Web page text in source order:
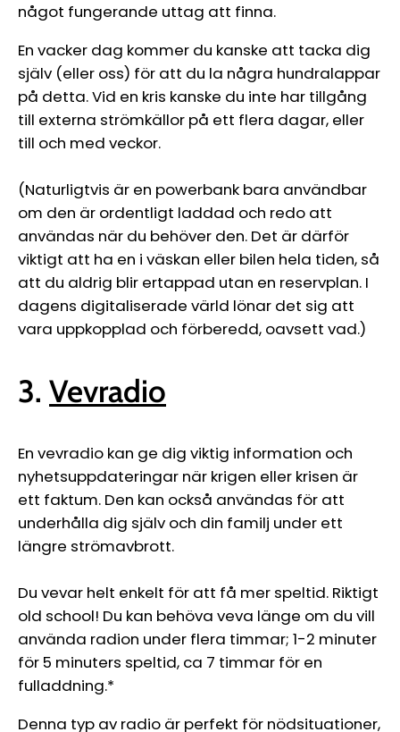
något fungerande uttag att finna.
En vacker dag kommer du kanske att tacka dig
själv (eller oss) för att du la några hundralappar
på detta. Vid en kris kanske du inte har tillgång
till externa strömkällor på ett flera dagar, eller
till och med veckor.
(Naturligtvis är en powerbank bara användbar
om den är ordentligt laddad och redo att
användas när du behöver den. Det är därför
viktigt att ha en i väskan eller bilen hela tiden, så
att du aldrig blir ertappad utan en reservplan. I
dagens digitaliserade värld lönar det sig att
vara uppkopplad och förberedd, oavsett vad.)
3. Vevradio
En vevradio kan ge dig viktig information och
nyhetsuppdateringar när krigen eller krisen är
ett faktum. Den kan också användas för att
underhålla dig själv och din familj under ett
längre strömavbrott.
Du vevar helt enkelt för att få mer speltid. Riktigt
old school! Du kan behöva veva länge om du vill
använda radion under flera timmar; 1-2 minuter
för 5 minuters speltid, ca 7 timmar för en
fulladdning.*
Denna typ av radio är perfekt för nödsituationer,